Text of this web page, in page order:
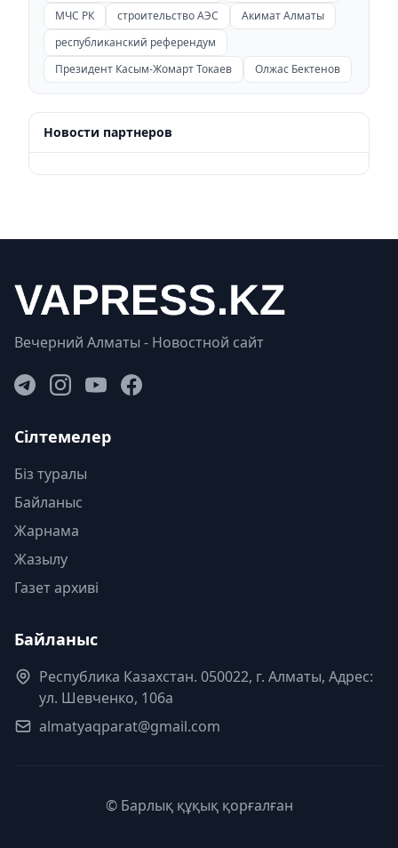
МЧС РК
строительство АЭС
Акимат Алматы
республиканский референдум
Президент Касым-Жомарт Токаев
Олжас Бектенов
Новости партнеров
Вечерний Алматы - Новостной сайт
Сілтемелер
Біз туралы
Байланыс
Жарнама
Жазылу
Газет архиві
Байланыс
Республика Казахстан. 050022, г. Алматы, Адрес:
ул. Шевченко, 106а
almatyaqparat@gmail.com
© Барлық құқық қорғалған